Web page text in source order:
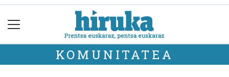
KOMUNITATEA